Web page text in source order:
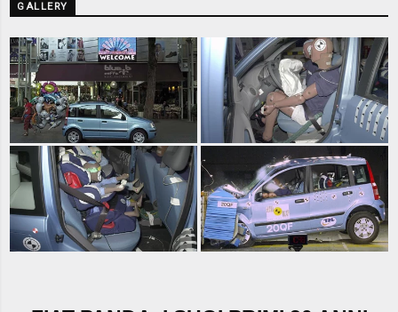
GALLERY